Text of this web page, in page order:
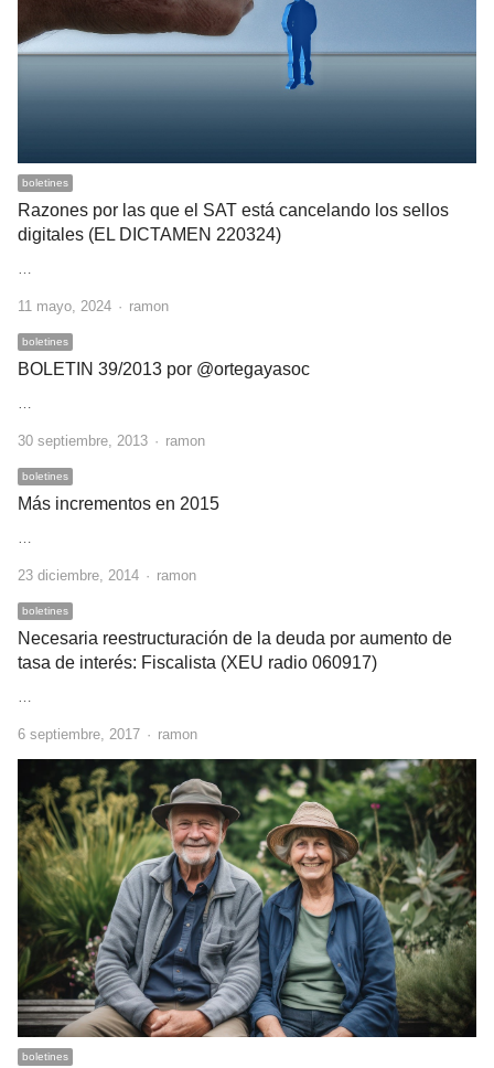
boletines
Razones por las que el SAT está cancelando los sellos
digitales (EL DICTAMEN 220324)
…
11 mayo, 2024 Author
ramon
boletines
BOLETIN 39/2013 por @ortegayasoc
…
30 septiembre, 2013 Author
ramon
boletines
Más incrementos en 2015
…
23 diciembre, 2014 Author
ramon
boletines
Necesaria reestructuración de la deuda por aumento de
tasa de interés: Fiscalista (XEU radio 060917)
…
6 septiembre, 2017 Author
ramon
boletines